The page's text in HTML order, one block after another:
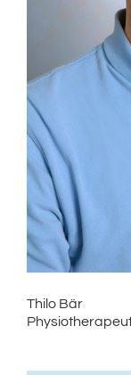
Thilo Bär